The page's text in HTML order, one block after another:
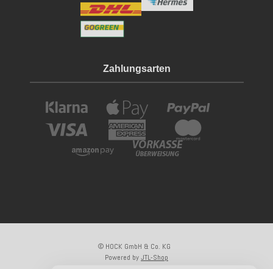
Zahlungsarten
© HOCK GmbH & Co. KG
Powered byJTL-Shop